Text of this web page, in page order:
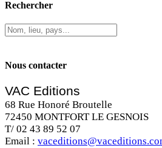
Rechercher
Nous contacter
VAC Editions
68 Rue Honoré Broutelle
72450 MONTFORT LE GESNOIS
T/ 02 43 89 52 07
Email :